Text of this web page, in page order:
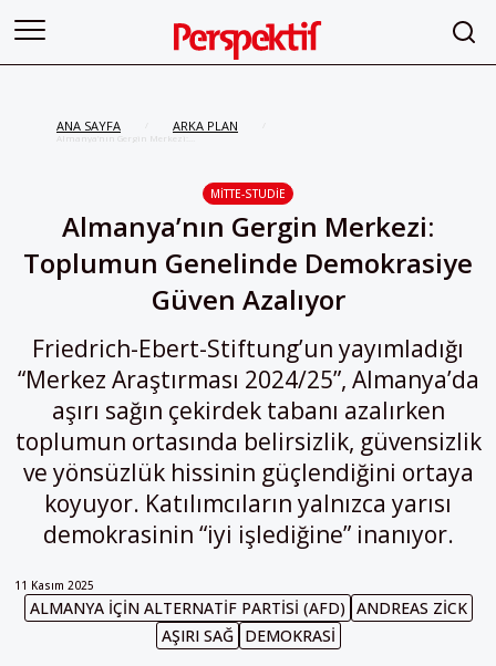
ANA SAYFA ARKA PLAN
Almanya’nın Gergin Merkezi:
Toplumun Genelinde
MITTE-STUDIE
Almanya’nın Gergin Merkezi:
Toplumun Genelinde Demokrasiye
Güven Azalıyor
Friedrich-Ebert-Stiftung’un yayımladığı
“Merkez Araştırması 2024/25”, Almanya’da
aşırı sağın çekirdek tabanı azalırken
toplumun ortasında belirsizlik, güvensizlik
ve yönsüzlük hissinin güçlendiğini ortaya
koyuyor. Katılımcıların yalnızca yarısı
demokrasinin “iyi işlediğine” inanıyor.
11 Kasım 2025
ALMANYA IÇIN ALTERNATIF PARTISI (AFD) ANDREAS ZICK
AŞIRI SAĞ
DEMOKRASI